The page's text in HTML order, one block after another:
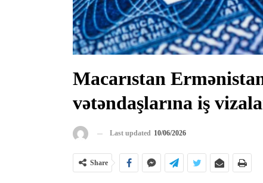
Macarıstan
vətəndaşlarına iş
Last updated 10/06/2026
Share